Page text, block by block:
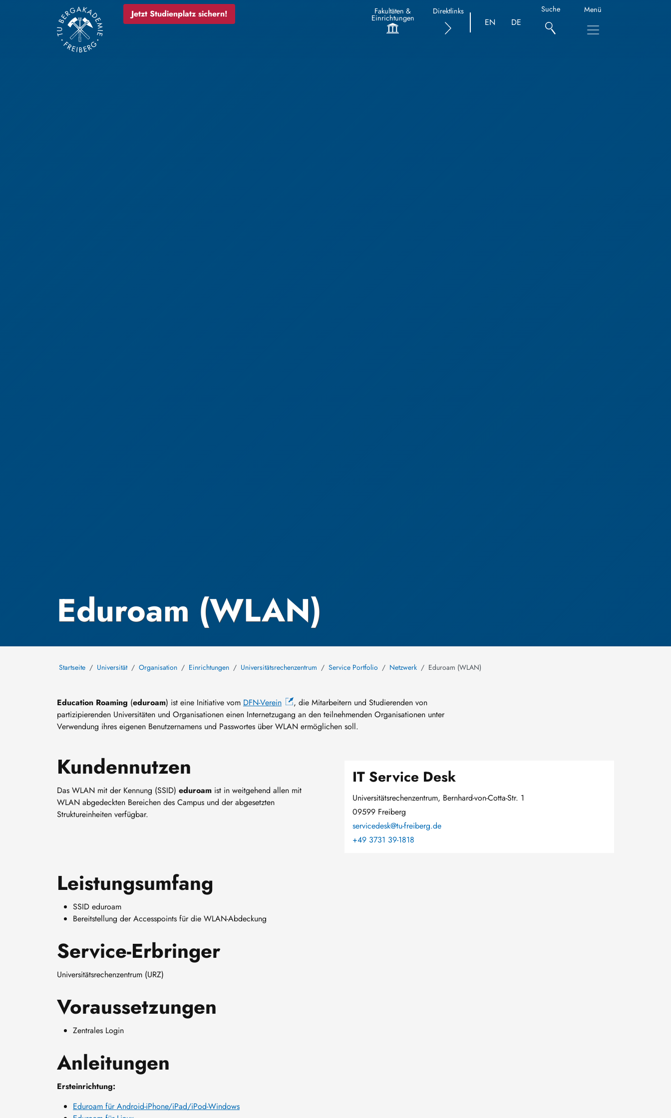
Jetzt Studienplatz sichern! Fakultäten &
Einrichtungen
Direktlinks
EN DE
Suche Menü
Eduroam (WLAN)
Startseite Universität Organisation Einrichtungen Universitätsrechenzentrum Service Portfolio Netzwerk Eduroam (WLAN)
Education Roaming (eduroam) ist eine Initiative vom DFN-Verein
, die Mitarbeitern und Studierenden von
partizipierenden Universitäten und Organisationen einen Internetzugang an den teilnehmenden Organisationen unter
Verwendung ihres eigenen Benutzernamens und Passwortes über WLAN ermöglichen soll.
Kundennutzen
Das WLAN mit der Kennung (SSID) eduroam ist in weitgehend allen mit
WLAN abgedeckten Bereichen des Campus und der abgesetzten
Struktureinheiten verfügbar.
IT Service Desk
Universitätsrechenzentrum, Bernhard-von-Cotta-Str. 1
09599 Freiberg
servicedesk@tu-freiberg.de
+49 3731 39-1818
Leistungsumfang
SSID eduroam
Bereitstellung der Accesspoints für die WLAN-Abdeckung
Service-Erbringer
Universitätsrechenzentrum (URZ)
Voraussetzungen
Zentrales Login
Anleitungen
Ersteinrichtung:
Eduroam für Android-iPhone/iPad/iPod-Windows